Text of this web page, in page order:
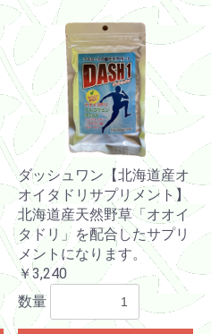
ダッシュワン【北海道産オ
オイタドリサプリメント】
北海道産天然野草「オオイ
タドリ」を配合したサプリ
メントになります。
￥3,240
数量